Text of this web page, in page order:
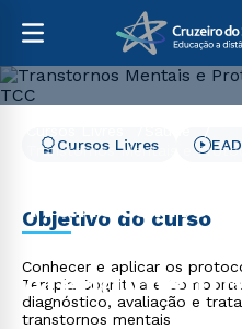
Transtornos Mentais e
Transtornos
Protocolos de
Cursos Livres
Objetivo do curso
Conhecer e aplicar os
Terapia Cognitiva e
diagnóstico, avaliação e
transtornos mentais